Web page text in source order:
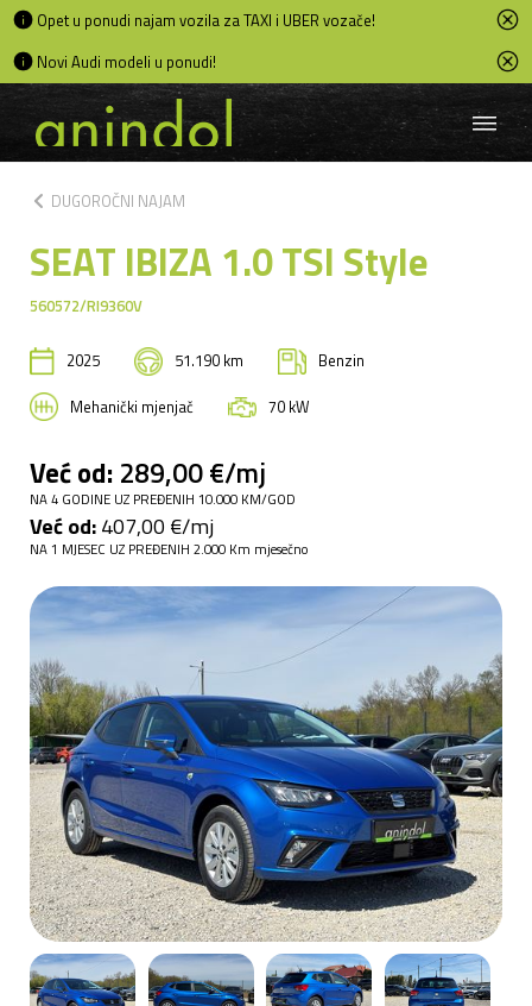
Opet u ponudi najam vozila za TAXI i UBER vozače!
Novi Audi modeli u ponudi!
chevron_left DUGOROČNI NAJAM
SEAT IBIZA 1.0 TSI Style
560572/RI9360V
2025 51.190 km
Benzin
Mehanički mjenjač
70 kW
Već od: 289,00 €/mj
NA 4 GODINE UZ PREĐENIH 10.000 KM/GOD
Već od:407,00 €/mj
NA 1 MJESEC UZ PREĐENIH 2.000 Km mjesečno